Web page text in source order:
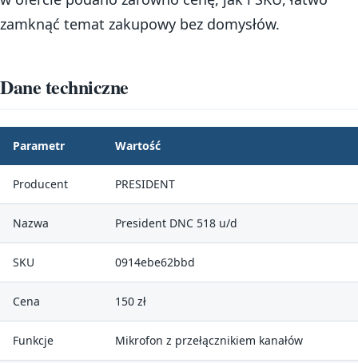
zamknąć temat zakupowy bez domysłów.
Dane techniczne
Parametr Wartość
Producent PRESIDENT
Nazwa President DNC 518 u/d
SKU 0914ebe62bbd
Cena 150 zł
Funkcje Mikrofon z przełącznikiem kanałów